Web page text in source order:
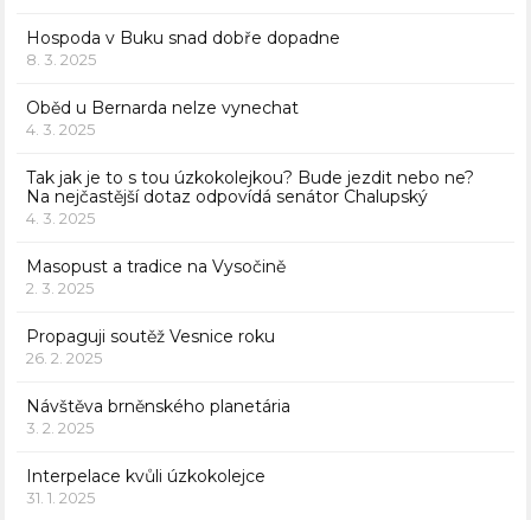
Hospoda v Buku snad dobře dopadne
8. 3. 2025
Oběd u Bernarda nelze vynechat
4. 3. 2025
Tak jak je to s tou úzkokolejkou? Bude jezdit nebo ne?
Na nejčastější dotaz odpovídá senátor Chalupský
4. 3. 2025
Masopust a tradice na Vysočině
2. 3. 2025
Propaguji soutěž Vesnice roku
26. 2. 2025
Návštěva brněnského planetária
3. 2. 2025
Interpelace kvůli úzkokolejce
31. 1. 2025